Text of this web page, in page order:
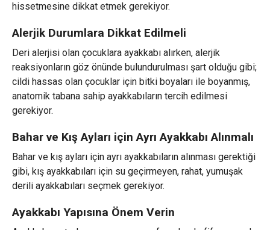
hissetmesine dikkat etmek gerekiyor.
Alerjik Durumlara Dikkat Edilmeli
Deri alerjisi olan çocuklara ayakkabı alırken, alerjik
reaksiyonların göz önünde bulundurulması şart olduğu gibi;
cildi hassas olan çocuklar için bitki boyaları ile boyanmış,
anatomik tabana sahip ayakkabıların tercih edilmesi
gerekiyor.
Bahar ve Kış Ayları için Ayrı Ayakkabı Alınmalı
Bahar ve kış ayları için ayrı ayakkabıların alınması gerektiği
gibi, kış ayakkabıları için su geçirmeyen, rahat, yumuşak
derili ayakkabıları seçmek gerekiyor.
Ayakkabı Yapısına Önem Verin